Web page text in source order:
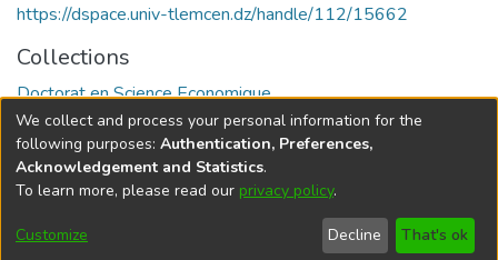
https://dspace.univ-tlemcen.dz/handle/112/15662
Collections
Doctorat en Science Economique
Full item page
DSpace softwarecopyright © 2002-2026
Cookie
End User
Agreement
Send
Feedback
We collect and process your personal information for the
following purposes: Authentication, Preferences,
Acknowledgement and Statistics.
To learn more, please read our privacy policy.
Customize Decline That's ok